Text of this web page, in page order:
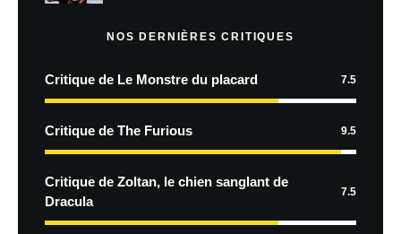
NOS DERNIÈRES CRITIQUES
Critique de Le Monstre du placard 7.5
Critique de The Furious 9.5
Critique de Zoltan, le chien sanglant de
Dracula
7.5